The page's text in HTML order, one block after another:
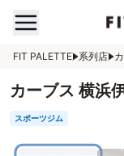
FIT PALETTE 系列店
カーブス 横浜
スポーツジム